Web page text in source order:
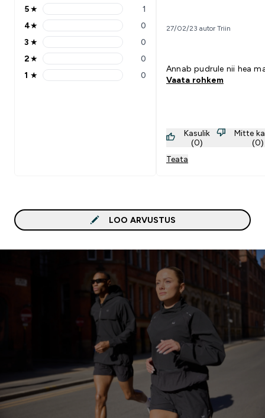
5 stars rating 1 reviews
5★ 1
4 stars rating 0 reviews
4★ 0
3 stars rating 0 reviews
3 ★ 0
2 stars rating 0 reviews
2★ 0
1 stars rating 0 reviews
1 ★ 0
27/02/23 autor Triin
Annab pudrule nii hea
Vaata rohkem
Kasulik
(0)
Mitte
(0)
Teata
LOO ARVUSTUS